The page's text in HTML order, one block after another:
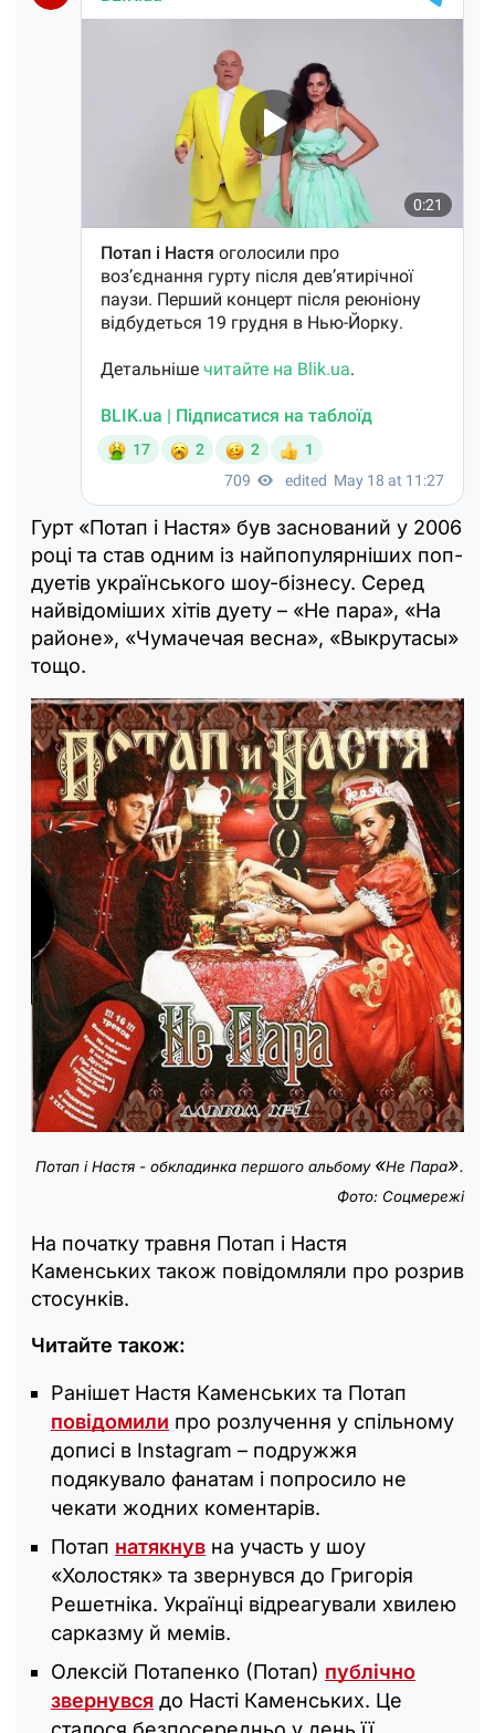
Гурт «Потап і Настя» був заснований у 2006
році та став одним із найпопулярніших поп-
дуетів українського шоу-бізнесу. Серед
найвідоміших хітів дуету – «Не пара», «На
районе», «Чумачечая весна», «Выкрутасы»
тощо.
Потап і Настя - обкладинка першого альбому «Не Пара».
Фото: Соцмережі
На початку травня Потап і Настя
Каменських також повідомляли про розрив
стосунків.
Читайте також:
Ранішет Настя Каменських та Потап
повідомили про розлучення у спільному
дописі в Instagram – подружжя
подякувало фанатам і попросило не
чекати жодних коментарів.
Потап натякнув на участь у шоу
«Холостяк» та звернувся до Григорія
Решетніка. Українці відреагували хвилею
сарказму й мемів.
Олексій Потапенко (Потап) публічно
звернувся до Насті Каменських. Це